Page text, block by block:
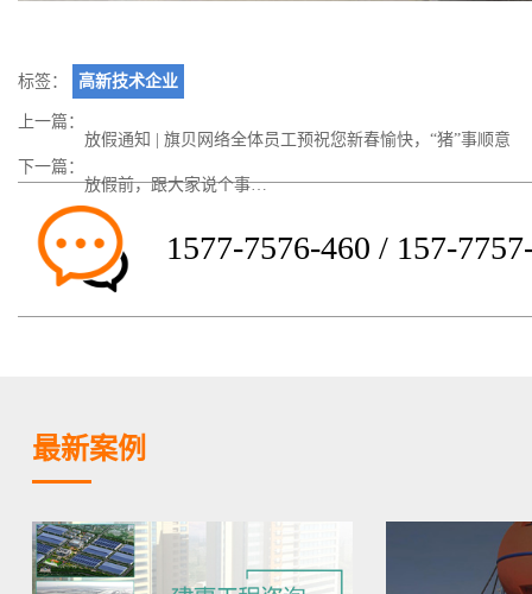
标签： 高新技术企业
上一篇： 放假通知 | 旗贝网络全体员工预祝您新春愉快，“猪”事顺意
下一篇：放假前，跟大家说个事…
1577-7576-460 / 157-
最新案例